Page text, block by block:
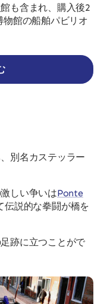
も含まれ、購入後2
館の船舶パビリオ
別名カステッラー
しい争いはPonte
伝説的な拳闘が橋を
跡に立つことがで